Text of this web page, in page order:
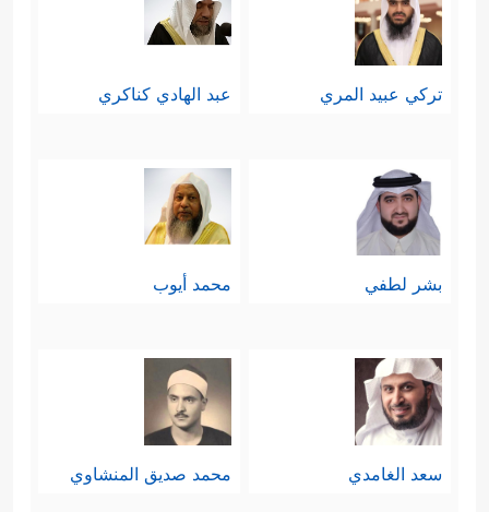
تركي عبيد المري عبد الهادي كناكري
بشر لطفي محمد أيوب
سعد الغامدي محمد صديق المنشاوي